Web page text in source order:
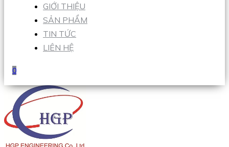
GIỚI THIỆU
SẢN PHẨM
TIN TỨC
LIÊN HỆ
0